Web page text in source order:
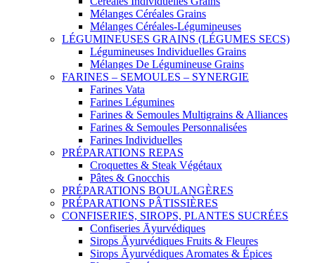
Mélanges Céréales Grains
Mélanges Céréales-Légumineuses
LÉGUMINEUSES GRAINS (LÉGUMES SECS)
Légumineuses Individuelles Grains
Mélanges De Légumineuse Grains
FARINES – SEMOULES – SYNERGIE
Farines Vata
Farines Légumines
Farines & Semoules Multigrains & Alliances
Farines & Semoules Personnalisées
Farines Individuelles
PRÉPARATIONS REPAS
Croquettes & Steak Végétaux
Pâtes & Gnocchis
PRÉPARATIONS BOULANGÈRES
PRÉPARATIONS PÂTISSIÈRES
CONFISERIES, SIROPS, PLANTES SUCRÉES
Confiseries Āyurvédiques
Sirops Āyurvédiques Fruits & Fleures
Sirops Āyurvédiques Aromates & Épices